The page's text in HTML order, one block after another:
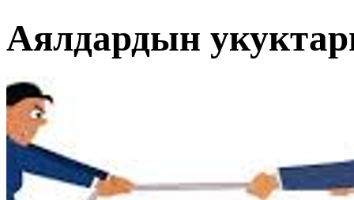
Аялдардын